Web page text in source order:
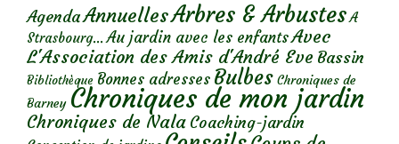
AgendaAnnuellesArbres & Arbustes A
Strasbourg... Au jardin avec les enfantsAvec
L'Association des Amis d'André Eve Bassin
Bibliothèque Bonnes adresses Bulbes Chroniques de
Barney Chroniques de mon jardin
Chroniques de Nala Coaching-jardin